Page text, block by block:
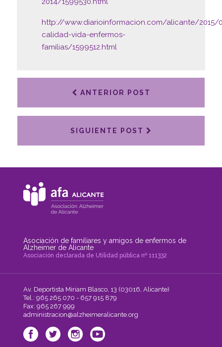
http://www.diarioinformacion.com/alicante/2015/
calidad-vida-enfermos-
familias/1599512.html
ANTERIOR POST
SIGUIENTE POST
Asociación de familiares y amigos de enfermos de
Alzheimer de Alicante
Asociación declarada de Utilidad pública nº 111332
Av. Deportista Miriam Blasco, 13 (03016, Alicante)
Tel.: 965 265 070 - 657 915 879
Fax: 965 267 999
administracion@alzheimeralicante.org